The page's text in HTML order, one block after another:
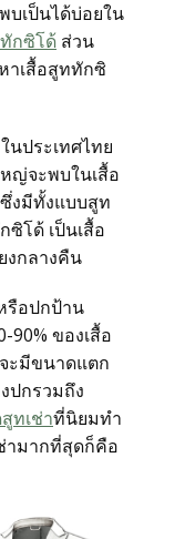
สูท
เป็นได้บ่อยใน
ทักซิโด้ ส่วน
าเสื้อสูททักซิ
ประเทศไทย
ญ่จะพบในเสื้อ
งมีทั้งแบบสูท
โด้ เป็นเสื้อ
งกลางคืน
รือปกป้าน
90% ของเสื้อ
ะมีขนาดแตก
ปกรวมถึง
ทเช่าที่นิยมทำ
ามากที่สุดก็คือ